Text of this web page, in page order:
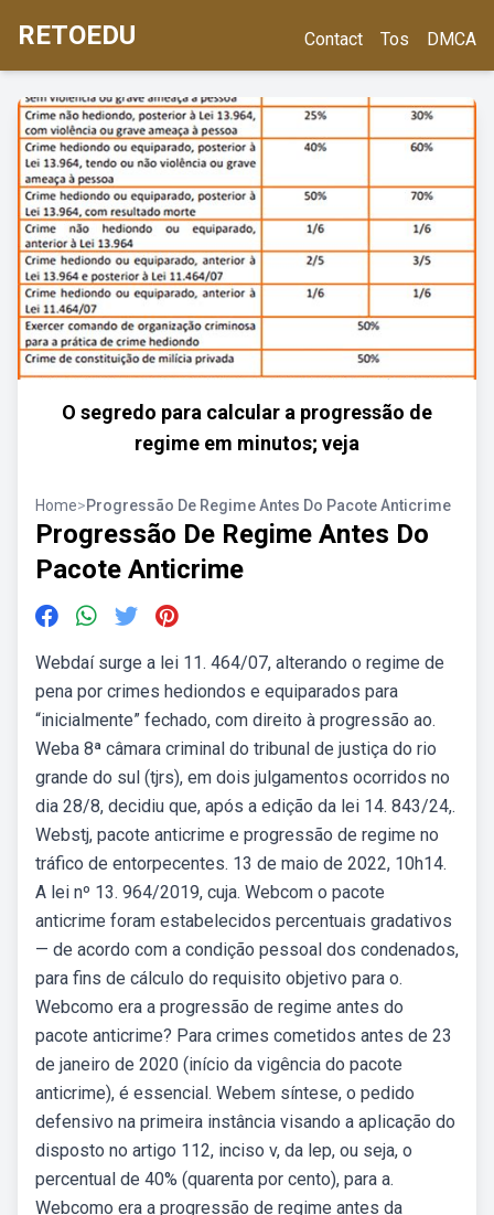
RETOEDU Contact Tos DMCA
O segredo para calcular a progressão de
regime em minutos; veja
Home>Progressão De Regime Antes Do Pacote Anticrime
Progressão De Regime Antes Do
Pacote Anticrime
Webdaí surge a lei 11. 464/07, alterando o regime de
pena por crimes hediondos e equiparados para
“inicialmente” fechado, com direito à progressão ao.
Weba 8ª câmara criminal do tribunal de justiça do rio
grande do sul (tjrs), em dois julgamentos ocorridos no
dia 28/8, decidiu que, após a edição da lei 14. 843/24,.
Webstj, pacote anticrime e progressão de regime no
tráfico de entorpecentes. 13 de maio de 2022, 10h14.
A lei nº 13. 964/2019, cuja. Webcom o pacote
anticrime foram estabelecidos percentuais gradativos
— de acordo com a condição pessoal dos condenados,
para fins de cálculo do requisito objetivo para o.
Webcomo era a progressão de regime antes do
pacote anticrime? Para crimes cometidos antes de 23
de janeiro de 2020 (início da vigência do pacote
anticrime), é essencial. Webem síntese, o pedido
defensivo na primeira instância visando a aplicação do
disposto no artigo 112, inciso v, da lep, ou seja, o
percentual de 40% (quarenta por cento), para a.
Webcomo era a progressão de regime antes da